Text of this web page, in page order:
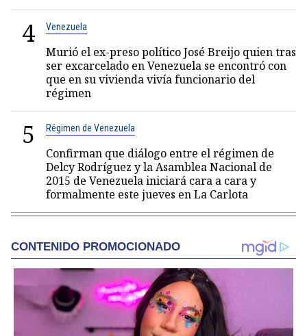
4 Venezuela
Murió el ex-preso político José Breijo quien tras
ser excarcelado en Venezuela se encontró con
que en su vivienda vivía funcionario del
régimen
5 Régimen de Venezuela
Confirman que diálogo entre el régimen de
Delcy Rodríguez y la Asamblea Nacional de
2015 de Venezuela iniciará cara a cara y
formalmente este jueves en La Carlota